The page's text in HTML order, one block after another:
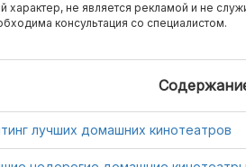
характер, не является рекламой и не
консультация со специалистом.
лучших домашних кинотеатров